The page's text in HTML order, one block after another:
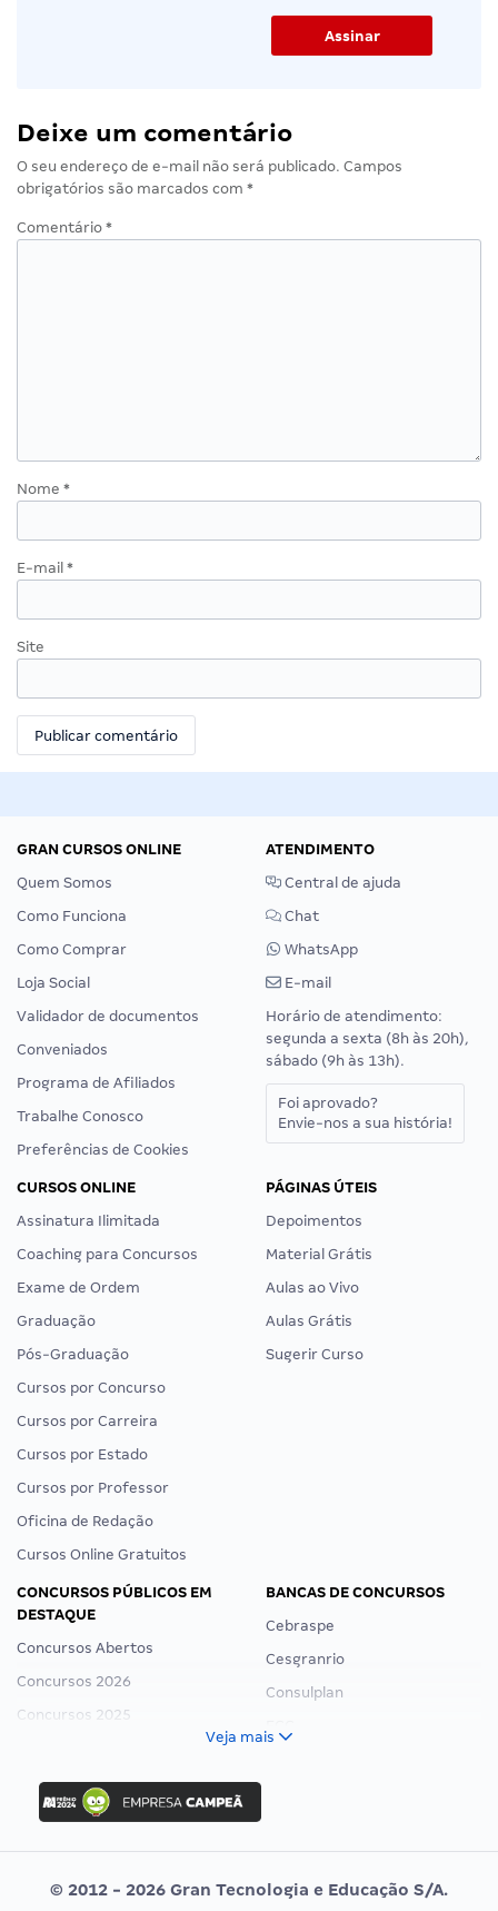
Deixe um comentário
O seu endereço de e-mail não será publicado. Campos
obrigatórios são marcados com *
Comentário *
Nome *
E-mail *
Site
GRAN CURSOS ONLINE
Quem Somos
Como Funciona
Como Comprar
Loja Social
Validador de documentos
Conveniados
Programa de Afiliados
Trabalhe Conosco
Preferências de Cookies
ATENDIMENTO
Central de ajuda
Chat
WhatsApp
E-mail
Horário de atendimento:
segunda a sexta (8h às 20h),
sábado (9h às 13h).
Foi aprovado?
Envie-nos a sua história!
CURSOS ONLINE
Assinatura Ilimitada
Coaching para Concursos
Exame de Ordem
Graduação
Pós-Graduação
Cursos por Concurso
Cursos por Carreira
Cursos por Estado
Cursos por Professor
Oficina de Redação
Cursos Online Gratuitos
PÁGINAS ÚTEIS
Depoimentos
Material Grátis
Aulas ao Vivo
Aulas Grátis
Sugerir Curso
CONCURSOS PÚBLICOS EM
DESTAQUE
Concursos Abertos
Concursos 2026
Concursos 2025
Concurso Ibama
Concurso MPU
Editais publicados
BANCAS DE CONCURSOS
Cebraspe
Cesgranrio
Consulplan
Vunesp
Veja mais
© 2012 - 2026 Gran Tecnologia e Educação S/A.